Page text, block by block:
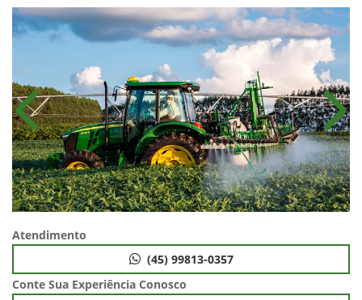
Anterior
Atendimento
(45) 99813-0357
Conte Sua Experiência Conosco